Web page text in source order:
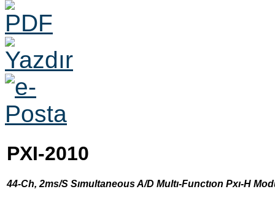
PXI-2010
44-Ch, 2ms/S Sımultaneous A/D Multı-Functıon Pxı-H